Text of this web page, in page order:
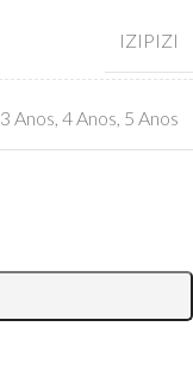
IZIPIZI
3 Anos 4 Anos 5 Anos